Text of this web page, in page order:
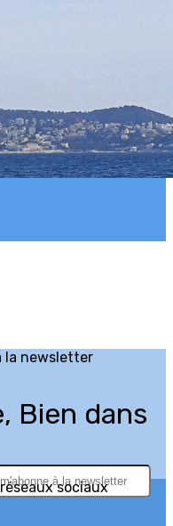
la newsletter
Bien dans
sociaux